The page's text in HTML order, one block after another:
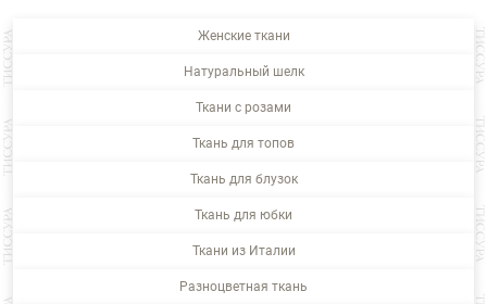
Женские ткани
Натуральный шелк
Ткани с розами
Ткань для топов
Ткань для блузок
Ткань для юбки
Ткани из Италии
Разноцветная ткань